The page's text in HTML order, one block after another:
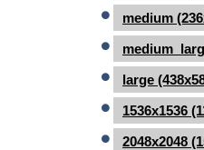
medium
large
1536x1536
2048x2048